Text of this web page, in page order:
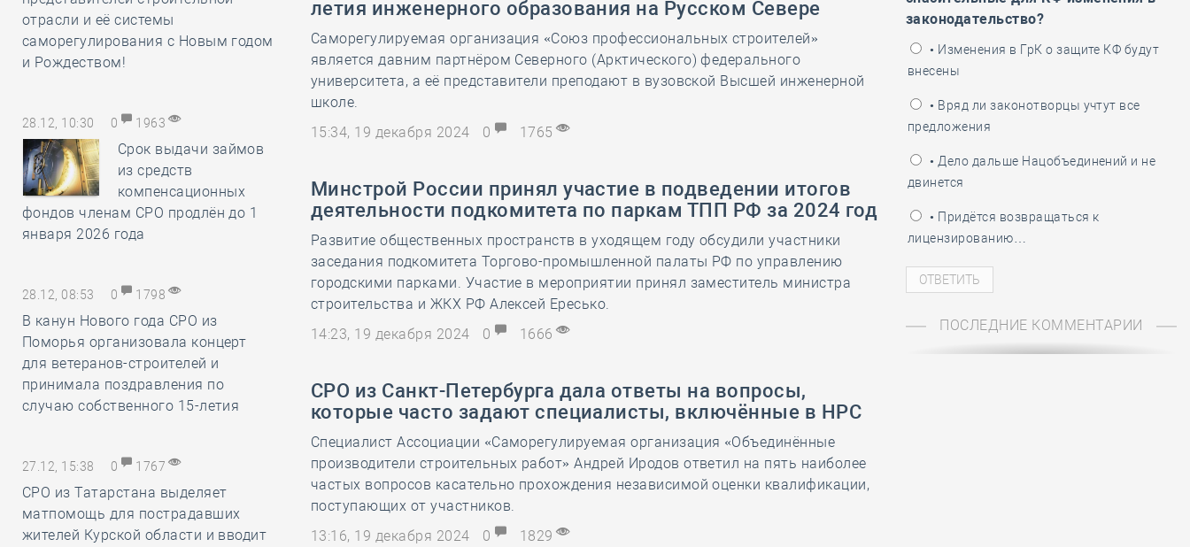
09 мая-День Победы!
28 мая-День пограничника
отрасли и её системы
саморегулирования с Новым годом
и Рождеством!
28.12, 10:30 0 1963
Срок выдачи займов
из средств
компенсационных
фондов членам СРО продлён до 1
января 2026 года
28.12, 08:53 0 1798
В канун Нового года СРО из
Поморья организовала концерт
для ветеранов-строителей и
принимала поздравления по
случаю собственного 15-летия
27.12, 15:38 0 1767
СРО из Татарстана выделяет
матпомощь для пострадавших
жителей Курской области и вводит
летия инженерного образования на Русском Севере
Саморегулируемая организация «Союз профессиональных строителей»
является давним партнёром Северного (Арктического) федерального
университета, а её представители преподают в вузовской Высшей инженерной
школе.
15:34, 19 декабря 2024
0 1765
Минстрой России принял участие в подведении итогов
деятельности подкомитета по паркам ТПП РФ за 2024 год
Развитие общественных пространств в уходящем году обсудили участники
заседания подкомитета Торгово-промышленной палаты РФ по управлению
городскими парками. Участие в мероприятии принял заместитель министра
строительства и ЖКХ РФ Алексей Ересько.
14:23, 19 декабря 2024
0 1666
СРО из Санкт-Петербурга дала ответы на вопросы,
которые часто задают специалисты, включённые в НРС
Специалист Ассоциации «Саморегулируемая организация «Объединённые
производители строительных работ» Андрей Иродов ответил на пять наиболее
частых вопросов касательно прохождения независимой оценки квалификации,
поступающих от участников.
13:16, 19 декабря 2024
0 1829
законодательство?
• Изменения в ГрК о защите КФ будут
внесены
• Вряд ли законотворцы учтут все
предложения
• Дело дальше Нацобъединений и не
двинется
• Придётся возвращаться к
лицензированию…
ПОСЛЕДНИЕ КОММЕНТАРИИ